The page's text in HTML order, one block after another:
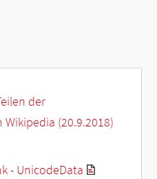
der
(20.9.2018)
- UnicodeData